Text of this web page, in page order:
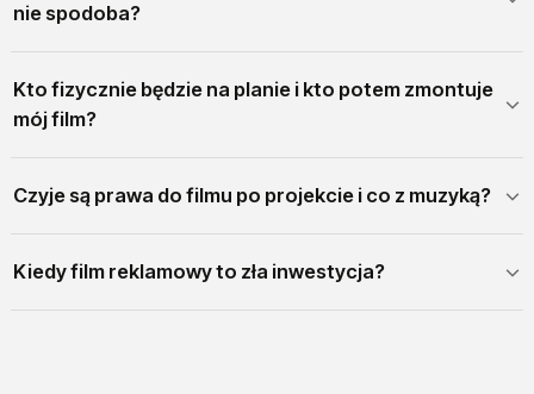
nie spodoba?
Kto fizycznie będzie na planie i kto potem zmontuje
mój film?
Czyje są prawa do filmu po projekcie i co z muzyką?
Kiedy film reklamowy to zła inwestycja?